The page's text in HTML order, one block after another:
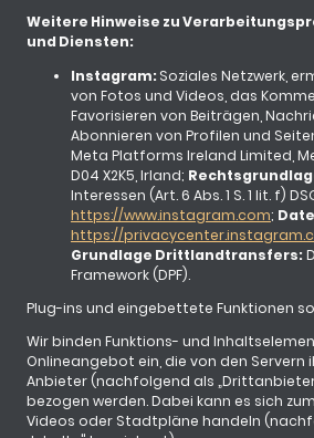
Weitere Hinweise zu
und Diensten:
Instagram: Soziales Netzwerk,
von Fotos und Videos, das
Favorisieren von Beiträgen,
Abonnieren von Profilen und
Meta Platforms Ireland Limited,
D04 X2K5, Irland;
Interessen (Art. 6 Abs. 1 S. 1 lit. f)
https://www.instagram.com;
https://
Grundlage Drittlandtransfers:
Framework (DPF).
Plug-ins und eingebettete Funktionen
Wir binden Funktions- und
Onlineangebot ein, die von den Servern
Anbieter (nachfolgend als
bezogen werden. Dabei kann es sich
Videos oder Stadtpläne handeln